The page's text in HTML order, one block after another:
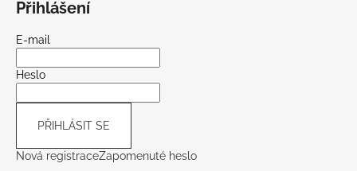
Přihlášení
E-mail
Heslo
PŘIHLÁSIT SE
Nová registraceZapomenuté heslo